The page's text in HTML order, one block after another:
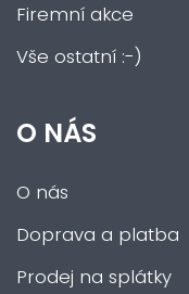
Firemní akce
Vše ostatní :-)
O NÁS
O nás
Doprava a platba
Prodej na splátky